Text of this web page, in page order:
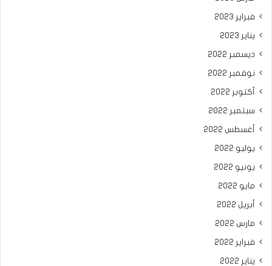
فبراير 2023
يناير 2023
ديسمبر 2022
نوفمبر 2022
أكتوبر 2022
سبتمبر 2022
أغسطس 2022
يوليو 2022
يونيو 2022
مايو 2022
أبريل 2022
مارس 2022
فبراير 2022
يناير 2022